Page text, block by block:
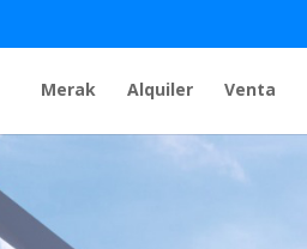
Merak Alquiler Venta